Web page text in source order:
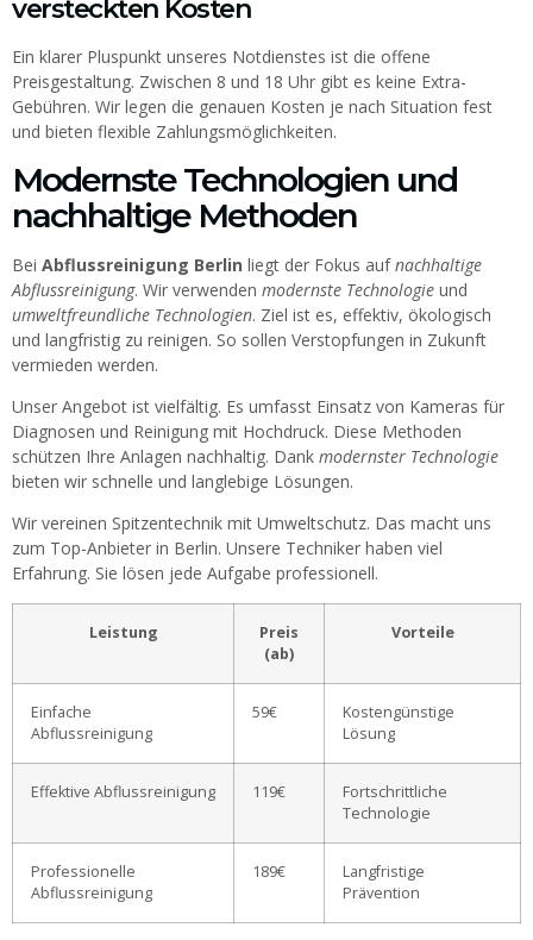
versteckten Kosten
Ein klarer Pluspunkt unseres Notdienstes ist die offene
Preisgestaltung. Zwischen 8 und 18 Uhr gibt es keine Extra-
Gebühren. Wir legen die genauen Kosten je nach Situation fest
und bieten flexible Zahlungsmöglichkeiten.
Modernste Technologien und
nachhaltige Methoden
Bei Abflussreinigung Berlin liegt der Fokus aufnachhaltige
Abflussreinigung. Wir verwenden modernste Technologie und
umweltfreundliche Technologien. Ziel ist es, effektiv, ökologisch
und langfristig zu reinigen. So sollen Verstopfungen in Zukunft
vermieden werden.
Unser Angebot ist vielfältig. Es umfasst Einsatz von Kameras für
Diagnosen und Reinigung mit Hochdruck. Diese Methoden
schützen Ihre Anlagen nachhaltig. Dank modernster Technologie
bieten wir schnelle und langlebige Lösungen.
Wir vereinen Spitzentechnik mit Umweltschutz. Das macht uns
zum Top-Anbieter in Berlin. Unsere Techniker haben viel
Erfahrung. Sie lösen jede Aufgabe professionell.
Leistung
Preis
(ab)
Vorteile
Einfache
Abflussreinigung
59€
Kostengünstige
Lösung
Effektive Abflussreinigung 119€
Fortschrittliche
Technologie
Professionelle
Abflussreinigung
189€
Langfristige
Prävention